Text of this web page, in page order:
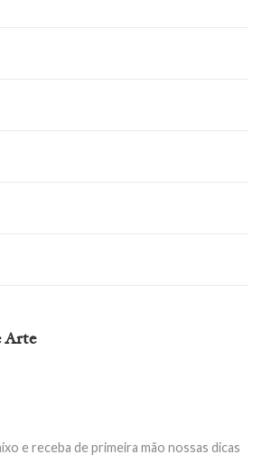
Arte
e receba de primeira mão nossas dicas